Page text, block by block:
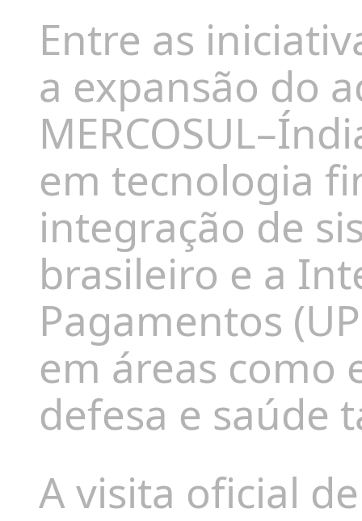
Entre as
a expansão do
em tecnologia
integração de
brasileiro e a
Pagamentos
em áreas como
defesa e saúde
A visita oficial